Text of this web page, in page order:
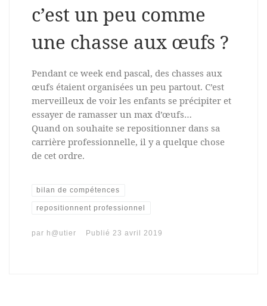
c’est un peu comme
une chasse aux œufs ?
Pendant ce week end pascal, des chasses aux
œufs étaient organisées un peu partout. C’est
merveilleux de voir les enfants se précipiter et
essayer de ramasser un max d’œufs…
Quand on souhaite se repositionner dans sa
carrière professionnelle, il y a quelque chose
de cet ordre.
bilan de compétences
repositionnent professionnel
par h@utier Publié 23 avril 2019